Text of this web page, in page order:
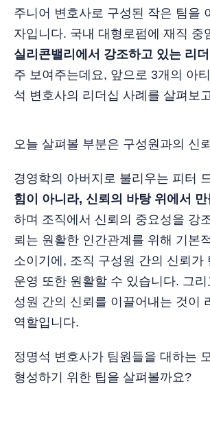
주니어 변호사로 구성된 작은 팀을
자입니다. 국내 대형로펌에 재직 중
실리콘밸리에서 강조하고 있는 리
주 보여주는데요, 앞으로 3개의 아
석 변호사의 리더십 사례를 살펴보
오늘 살펴볼 부분은 구성원과의 신
경영학의 아버지로 불리우는 피터
힘이 아니라, 신뢰의 바탕 위에서 만
하며 조직에서 신뢰의 중요성을 강
뢰는 원활한 인간관계를 위해 기본
소이기에, 조직 구성원 간의 신뢰가
운영 또한 원활할 수 있습니다. 그
성원 간의 신뢰를 이끌어내는 것이
역할입니다.
정명석 변호사가 팀원들을 대하는
형성하기 위한 팁을 살펴볼까요?